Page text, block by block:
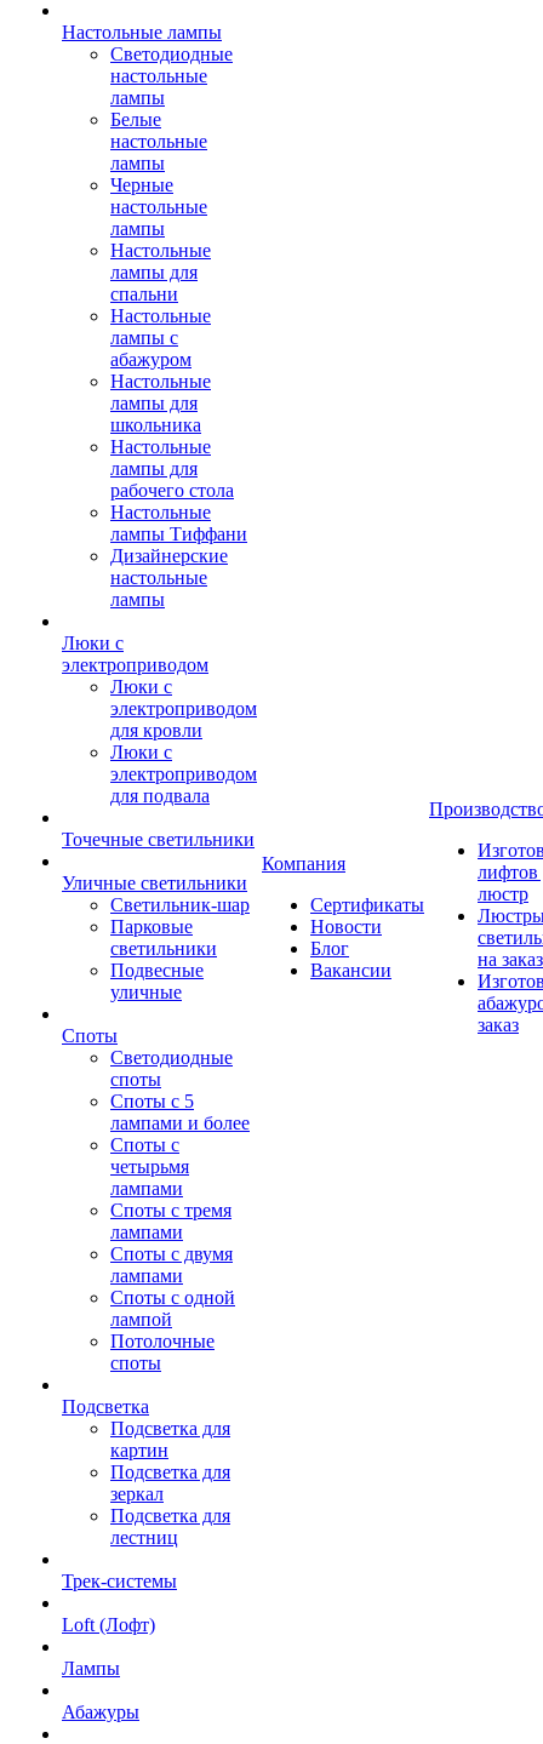
Настольные лампы
Светодиодные
настольные
лампы
Белые
настольные
лампы
Черные
настольные
лампы
Настольные
лампы для
спальни
Настольные
лампы с
абажуром
Настольные
лампы для
школьника
Настольные
лампы для
рабочего стола
Настольные
лампы Тиффани
Дизайнерские
настольные
лампы
Люки с
электроприводом
Люки с
электроприводом
для кровли
Люки с
электроприводом
для подвала
Точечные светильники
Уличные светильники
Светильник-шар
Парковые
светильники
Подвесные
уличные
Споты
Светодиодные
споты
Споты с 5
лампами и более
Споты с
четырьмя
лампами
Споты с тремя
лампами
Споты с двумя
лампами
Споты с одной
лампой
Потолочные
споты
Подсветка
Подсветка для
картин
Подсветка для
зеркал
Подсветка для
лестниц
Трек-системы
Loft (Лофт)
Лампы
Абажуры
Компания
Сертификаты
Новости
Блог
Вакансии
лифтов
люстр
на заказ
заказ